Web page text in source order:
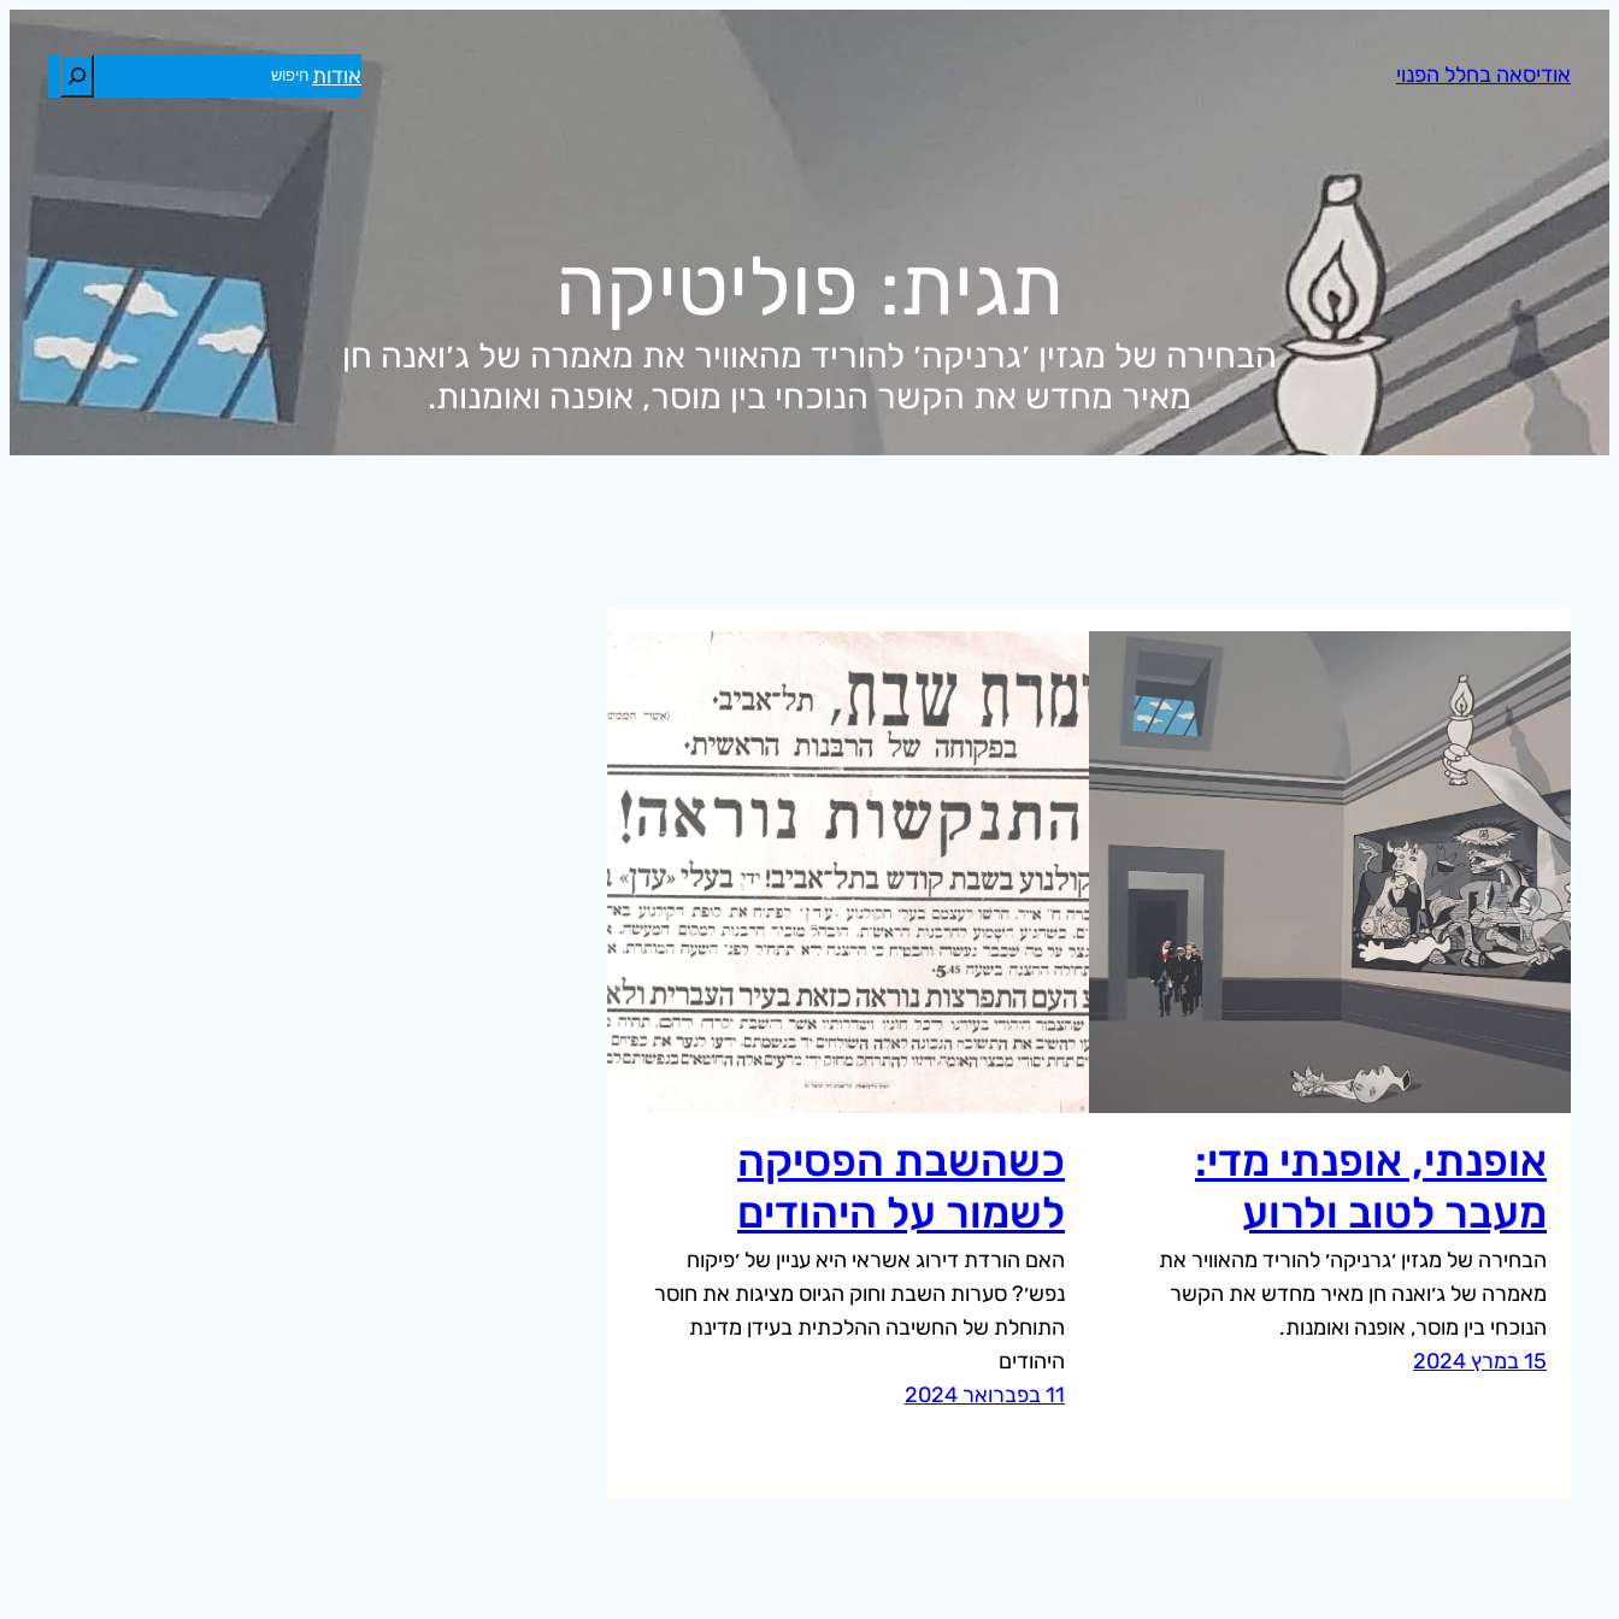
אודיסאה בחלל הפנוי אודותחיפוש
תגית: פוליטיקה
הבחירה של מגזין ׳גרניקה׳ להוריד מהאוויר את מאמרה של ג׳ואנה חן
מאיר מחדש את הקשר הנוכחי בין מוסר, אופנה ואומנות.
אופנתי, אופנתי מדי:
מעבר לטוב ולרוע
הבחירה של מגזין ׳גרניקה׳ להוריד מהאוויר את
מאמרה של ג׳ואנה חן מאיר מחדש את הקשר
הנוכחי בין מוסר, אופנה ואומנות.
15 במרץ 2024
כשהשבת הפסיקה
לשמור על היהודים
האם הורדת דירוג אשראי היא עניין של ׳פיקוח
נפש׳? סערות השבת וחוק הגיוס מציגות את חוסר
התוחלת של החשיבה ההלכתית בעידן מדינת
היהודים
11 בפברואר 2024